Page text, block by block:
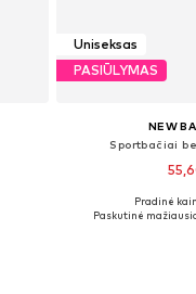
Uniseksas
PASIŪLYMAS
NEW
Sportbačiai
Yra
Pradinė
Paskutinė